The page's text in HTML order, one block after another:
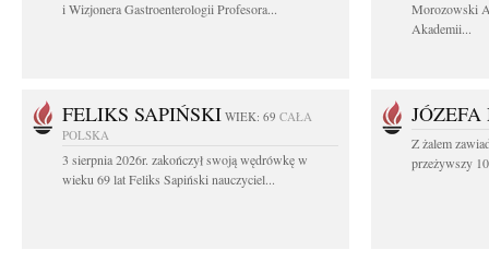
i Wizjonera Gastroenterologii Profesora...
Morozowski
Akademii...
FELIKS SAPIŃSKI WIEK: 69 CAŁA
POLSKA
3 sierpnia 2026r. zakończył swoją wędrówkę w
wieku 69 lat Feliks Sapiński nauczyciel...
Z żalem
przeżywszy